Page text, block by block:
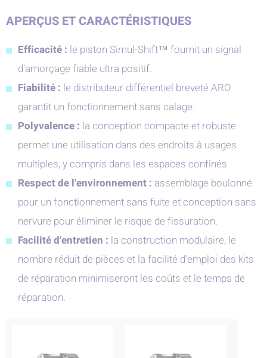
APERÇUS ET CARACTÉRISTIQUES
Efficacité : le piston Simul-Shift™ fournit un signal
d'amorçage fiable ultra positif.
Fiabilité : le distributeur différentiel breveté ARO
garantit un fonctionnement sans calage.
Polyvalence : la conception compacte et robuste
permet une utilisation dans des endroits à usages
multiples, y compris dans les espaces confinés
Respect de l'environnement : assemblage boulonné
pour un fonctionnement sans fuite et conception sans
nervure pour éliminer le risque de fissuration.
Facilité d'entretien : la construction modulaire, le
nombre réduit de pièces et la facilité d’emploi des kits
de réparation minimiseront les coûts et le temps de
réparation.